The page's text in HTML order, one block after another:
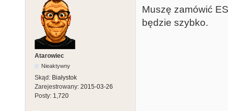
Atarowiec
Nieaktywny
Skąd: Białystok
Zarejestrowany: 2015-03-26
Posty: 1,720
Muszę zamówić
będzie szybko.